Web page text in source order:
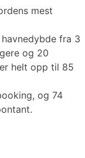
mest
fra 3
og 20
helt opp til 85
og 74